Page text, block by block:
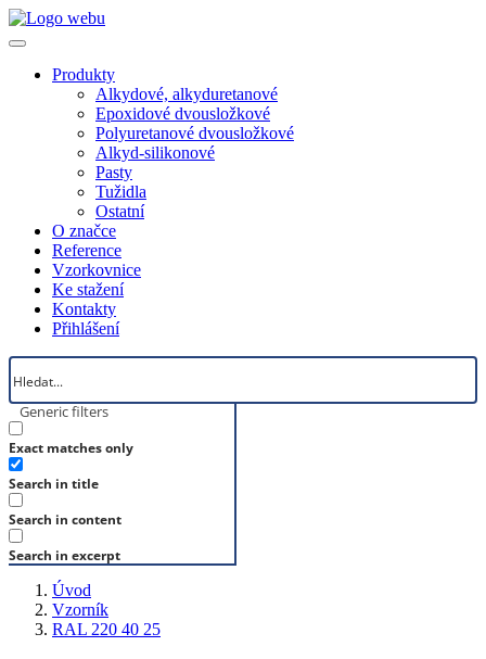
Produkty
Alkydové, alkyduretanové
Epoxidové dvousložkové
Polyuretanové dvousložkové
Alkyd-silikonové
Pasty
Tužidla
Ostatní
O značce
Reference
Vzorkovnice
Ke stažení
Kontakty
Přihlášení
Generic filters
Exact matches only
Search in title
Search in content
Search in excerpt
Úvod
Vzorník
RAL 220 40 25